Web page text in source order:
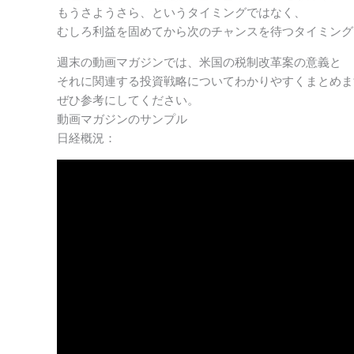
もうさようさら、というタイミングではなく、
むしろ利益を固めてから次のチャンスを待つタイミング
週末の動画マガジンでは、米国の税制改革案の意義と
それに関連する投資戦略についてわかりやすくまとめ
ぜひ参考にしてください。
動画マガジンのサンプル
日経概況：